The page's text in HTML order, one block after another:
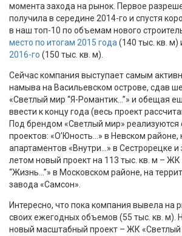
момента захода на рынок. Первое
получила в середине 2014-го и спустя
в наш топ-10 по объемам нового
место по итогам 2015 года(140 тыс. кв. м)
2016-го (150 тыс. кв. м).
Сейчас компания выступает самым
намыва на Васильевском острове, сдав
«Светлый мир “Я-Романтик…”» и обещая
ввести к концу года (весь проект
Под брендом «Светлый мир» реализуются
проектов: «О’Юность…» в Невском районе,
апартаментов «Внутри…» в Сестрорецке
летом новый проект на 113 тыс. кв. м –
“Жизнь…”» в Московском районе, на
завода «Самсон».
Интересно, что пока компания вывела на
своих ежегодных объемов (55 тыс. кв. м).
новый масштабный проект – ЖК «Светлый